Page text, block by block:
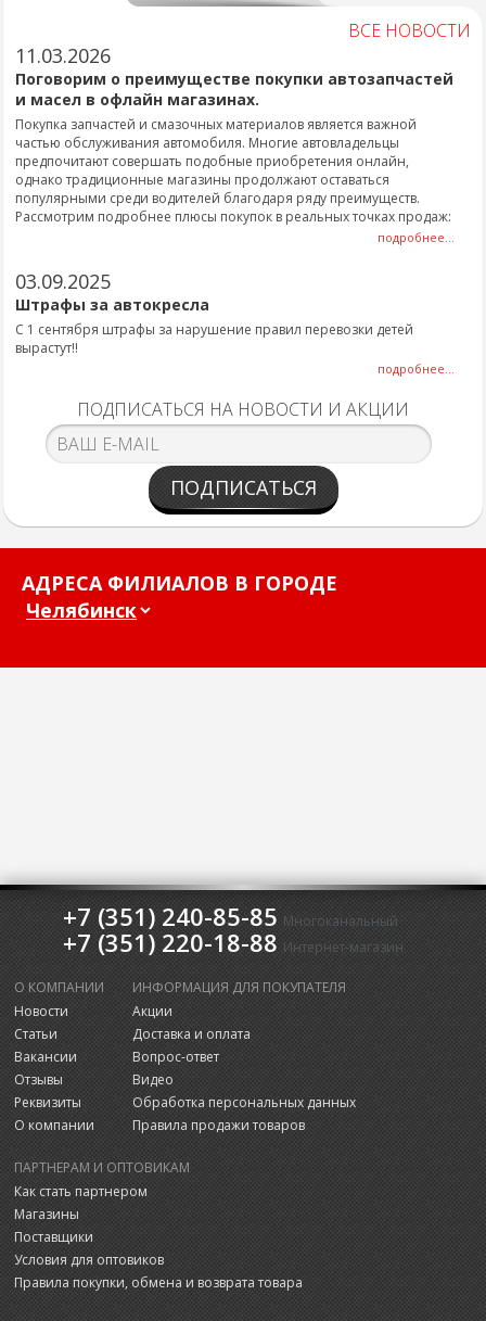
ВСЕ НОВОСТИ
11.03.2026
Поговорим о преимуществе покупки автозапчастей
и масел в офлайн магазинах.
Покупка запчастей и смазочных материалов является важной
частью обслуживания автомобиля. Многие автовладельцы
предпочитают совершать подобные приобретения онлайн,
однако традиционные магазины продолжают оставаться
популярными среди водителей благодаря ряду преимуществ.
Рассмотрим подробнее плюсы покупок в реальных точках продаж:
подробнее...
03.09.2025
Штрафы за автокресла
С 1 сентября штрафы за нарушение правил перевозки детей
вырастут!!
подробнее...
ПОДПИСАТЬСЯ НА НОВОСТИ И АКЦИИ
ПОДПИСАТЬСЯ
АДРЕСА ФИЛИАЛОВ В ГОРОДЕ
+7 (351) 240-85-85 Многоканальный
+7 (351) 220-18-88 Интернет-магазин
О КОМПАНИИ
Новости
Статьи
Вакансии
Отзывы
Реквизиты
О компании
ИНФОРМАЦИЯ ДЛЯ ПОКУПАТЕЛЯ
Акции
Доставка и оплата
Вопрос-ответ
Видео
Обработка персональных данных
Правила продажи товаров
ПАРТНЕРАМ И ОПТОВИКАМ
Как стать партнером
Магазины
Поставщики
Условия для оптовиков
Правила покупки, обмена и возврата товара